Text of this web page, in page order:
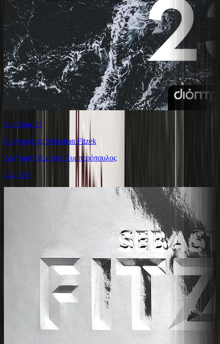
Επιβάτης 23
Συγγραφέας: Sebastian Fitzek
Αφήγηση: Κωστής Λυμπερόπουλος
11ω 08λ